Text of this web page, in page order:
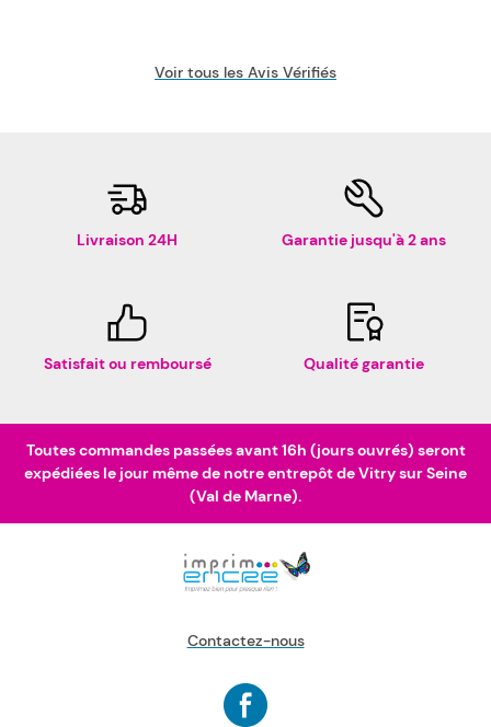
Voir tous les Avis Vérifiés
Livraison 24H Garantie jusqu'à 2 ans
Satisfait ou remboursé Qualité garantie
Toutes commandes passées avant 16h (jours ouvrés) seront
expédiées le jour même de notre entrepôt de Vitry sur Seine
(Val de Marne).
Contactez-nous